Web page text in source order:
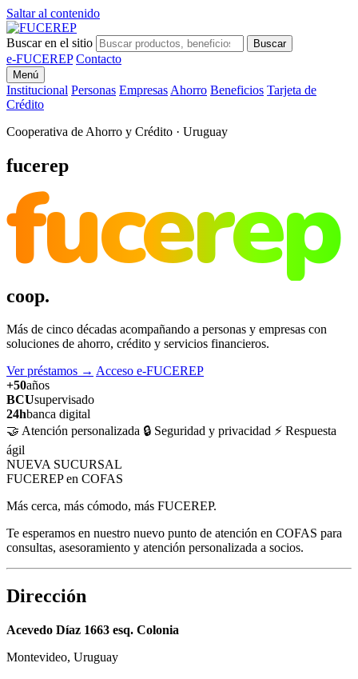
Saltar al contenido
Buscar en el sitio Buscar
e-FUCEREP Contacto
Menú
Institucional Personas Empresas Ahorro Beneficios Tarjeta de
Crédito
Cooperativa de Ahorro y Crédito · Uruguay
fucerep
fucerep
coop.
Más de cinco décadas acompañando a personas y empresas con
soluciones de ahorro, crédito y servicios financieros.
Ver préstamos → Acceso e-FUCEREP
+50años
BCUsupervisado
24hbanca digital
🤝 Atención personalizada 🔒 Seguridad y privacidad ⚡ Respuesta
ágil
NUEVA SUCURSAL
FUCEREP en COFAS
Más cerca, más cómodo, más FUCEREP.
Te esperamos en nuestro nuevo punto de atención en COFAS para
consultas, asesoramiento y atención personalizada a socios.
Dirección
Acevedo Díaz 1663 esq. Colonia
Montevideo, Uruguay